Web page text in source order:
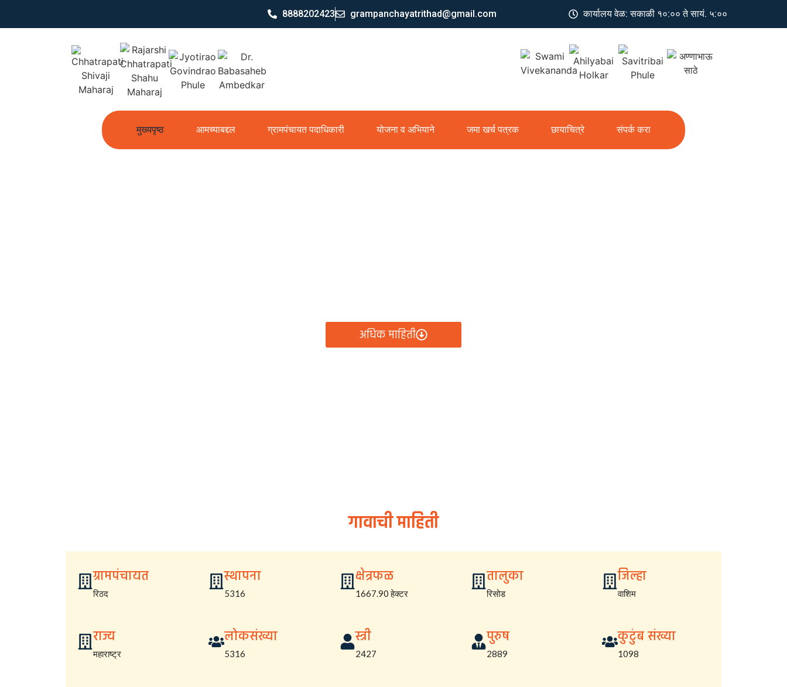
8888202423 grampanchayatrithad@gmail.com कार्यालय वेळ: सकाळी १०:०० ते सायं. ५:००
मुख्यपृष्ठ आमच्याबद्दल ग्रामपंचायत पदाधिकारी योजना व अभियाने जमा खर्च पत्रक छायाचित्रे संपर्क करा
अधिक माहिती
गावाची माहिती
ग्रामपंचायत
रिठद
स्थापना
5316
क्षेत्रफळ
1667.90 हेक्टर
तालुका
रिसोड
जिल्हा
वाशिम
राज्य
महाराष्ट्र
लोकसंख्या
5316
स्त्री
2427
पुरुष
2889
कुटुंब संख्या
1098